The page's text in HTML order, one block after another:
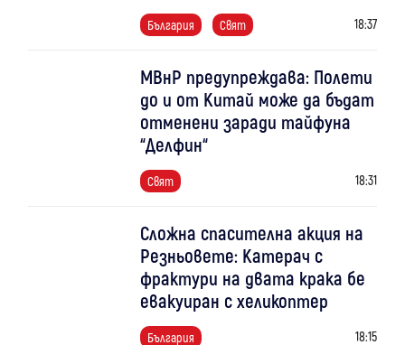
България Свят 18:37
МВнР предупреждава: Полети
до и от Китай може да бъдат
отменени заради тайфуна
“Делфин“
Свят 18:31
Сложна спасителна акция на
Резньовете: Катерач с
фрактури на двата крака бе
евакуиран с хеликоптер
България 18:15